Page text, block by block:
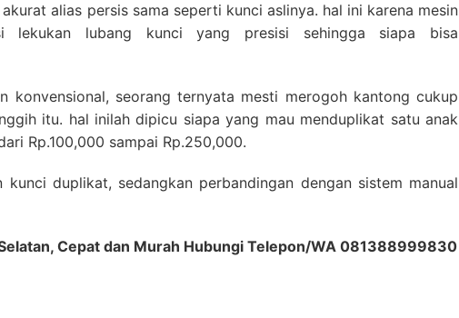
alias persis sama seperti kunci aslinya. hal ini karena mesin
lekukan lubang kunci yang presisi sehingga siapa bisa
konvensional, seorang ternyata mesti merogoh kantong cukup
itu. hal inilah dipicu siapa yang mau menduplikat satu anak
Rp.100,000 sampai Rp.250,000.
duplikat, sedangkan perbandingan dengan sistem manual
Cepat dan Murah Hubungi Telepon/WA 081388999830